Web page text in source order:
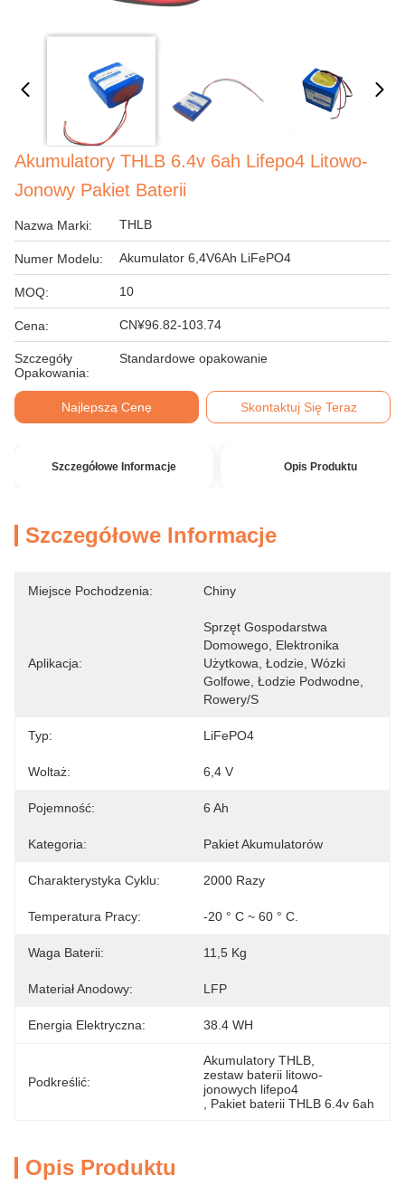
Akumulatory THLB 6.4v 6ah Lifepo4 Litowo-
Jonowy Pakiet Baterii
Nazwa Marki: THLB
Numer Modelu: Akumulator 6,4V6Ah LiFePO4
MOQ: 10
Cena: CN¥96.82-103.74
Szczegóły
Opakowania:
Standardowe opakowanie
Najlepszą Cenę Skontaktuj Się Teraz
Szczegółowe Informacje Opis Produktu
Szczegółowe Informacje
Miejsce Pochodzenia: Chiny
Aplikacja:
Sprzęt Gospodarstwa
Domowego, Elektronika
Użytkowa, Łodzie, Wózki
Golfowe, Łodzie Podwodne,
Rowery/s
Typ: LiFePO4
Woltaż: 6,4 V
Pojemność: 6 Ah
Kategoria: Pakiet Akumulatorów
Charakterystyka Cyklu: 2000 Razy
Temperatura Pracy: -20 ° C ~ 60 ° C.
Waga Baterii: 11,5 Kg
Materiał Anodowy: LFP
Energia Elektryczna: 38.4 WH
Podkreślić:
Akumulatory THLB
zestaw baterii litowo-
jonowych lifepo4
Pakiet baterii THLB 6.4v 6ah
Opis Produktu